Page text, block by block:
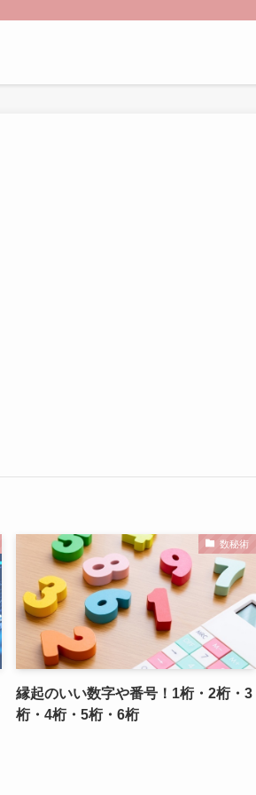
数秘術
縁起のいい数字や番号！1桁・2桁・3
桁・4桁・5桁・6桁